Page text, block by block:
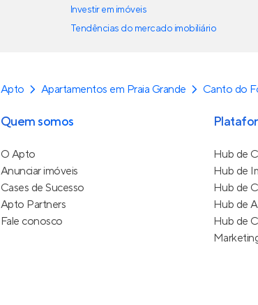
Investir em imóveis
Tendências do mercado imobiliário
Apto Apartamentos em Praia Grande Canto do
Quem somos
O Apto
Anunciar imóveis
Cases de Sucesso
Apto Partners
Fale conosco
Hub de
Hub de
Hub de
Hub de
Hub de